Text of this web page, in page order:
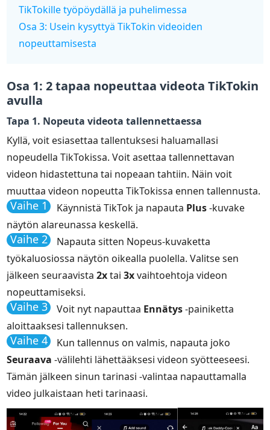
TikTokille työpöydällä ja puhelimessa
Osa 3: Usein kysyttyä TikTokin videoiden
nopeuttamisesta
Osa 1: 2 tapaa nopeuttaa videota TikTokin
avulla
Tapa 1. Nopeuta videota tallennettaessa
Kyllä, voit esiasettaa tallentuksesi haluamallasi
nopeudella TikTokissa. Voit asettaa tallennettavan
videon hidastettuna tai nopeaan tahtiin. Näin voit
muuttaa videon nopeutta TikTokissa ennen tallennusta.
Vaihe 1 Käynnistä TikTok ja napauta Plus-kuvake
näytön alareunassa keskellä.
Vaihe 2
Napauta sitten Nopeus-kuvaketta
työkaluosiossa näytön oikealla puolella. Valitse sen
jälkeen seuraavista2xtai3xvaihtoehtoja videon
nopeuttamiseksi.
Vaihe 3 Voit nyt napauttaa Ennätys-painiketta
aloittaaksesi tallennuksen.
Vaihe 4
Kun tallennus on valmis, napauta joko
Seuraava -välilehti lähettääksesi videon syötteeseesi.
Tämän jälkeen sinun tarinasi -valintaa napauttamalla
video julkaistaan heti tarinaasi.